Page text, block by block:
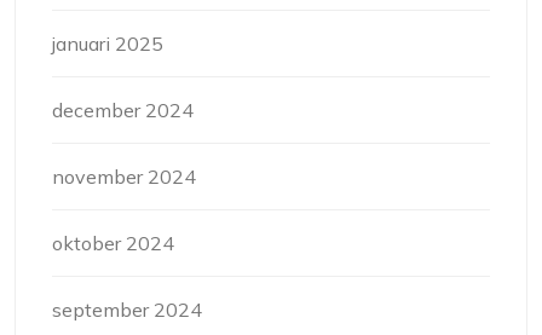
januari 2025
december 2024
november 2024
oktober 2024
september 2024